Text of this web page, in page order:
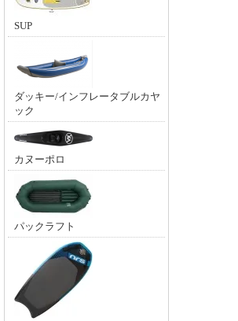
SUP
ダッキー/インフレータブルカヤ
ック
カヌーポロ
パックラフト